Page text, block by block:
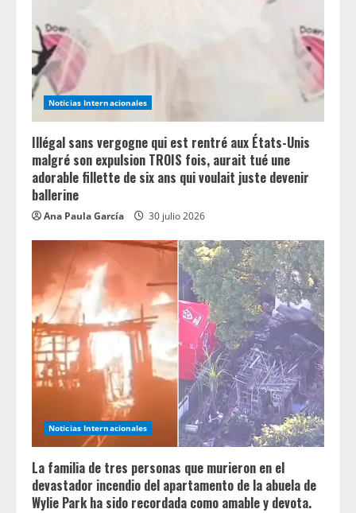
d
i
n
g Noticias Internacionales
Illégal sans vergogne qui est rentré aux États-Unis
malgré son expulsion TROIS fois, aurait tué une
adorable fillette de six ans qui voulait juste devenir
ballerine
Ana Paula García 30 julio 2026
Noticias Internacionales
La familia de tres personas que murieron en el
devastador incendio del apartamento de la abuela de
Wylie Park ha sido recordada como amable y devota.